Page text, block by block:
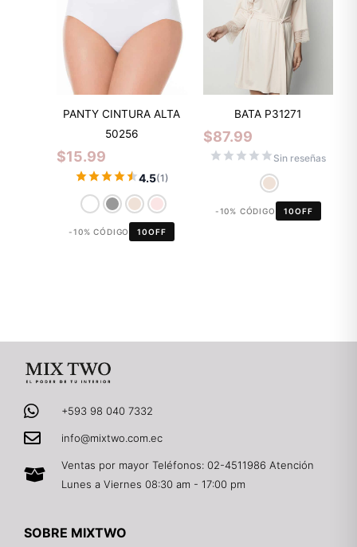
PANTY CINTURA ALTA
50256
$15.99
4.5(1)
-10% CÓDIGO 10OFF
BATA P31271
$87.99
Sin reseñas
-10% CÓDIGO 10OFF
+593 98 040 7332
info@mixtwo.com.ec
Ventas por mayor Teléfonos: 02-4511986 Atención
Lunes a Viernes 08:30 am - 17:00 pm
SOBRE MIXTWO